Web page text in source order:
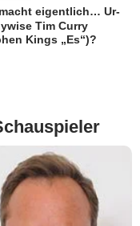
eigentlich… Ur-
Tim Curry
Kings „Es“)?